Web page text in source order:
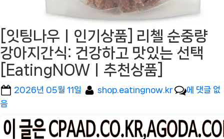
[잇팅나우ㅣ인기상품] 리첼 순중량
강아지간식: 건강하고 맛있는 선택
[EatingNOWㅣ추천상품]
Posted
2026년 05월 11일 By
shop.eatingnow.kr
[잇
우
에 댓글 없
음